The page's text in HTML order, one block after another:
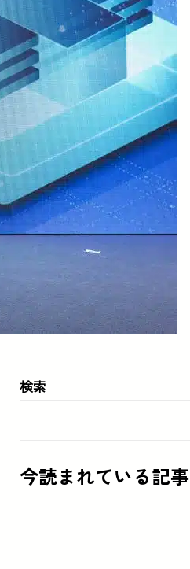
検索
今読まれている記事